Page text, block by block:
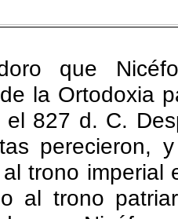
que
la Ortodoxia
el 827 d. C.
perecieron,
trono imperial
al trono